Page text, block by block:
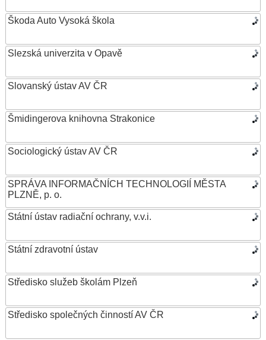
Škoda Auto Vysoká škola
Slezská univerzita v Opavě
Slovanský ústav AV ČR
Šmidingerova knihovna Strakonice
Sociologický ústav AV ČR
SPRÁVA INFORMAČNÍCH TECHNOLOGIÍ MĚSTA
PLZNĚ, p. o.
Státní ústav radiační ochrany, v.v.i.
Státní zdravotní ústav
Středisko služeb školám Plzeň
Středisko společných činností AV ČR